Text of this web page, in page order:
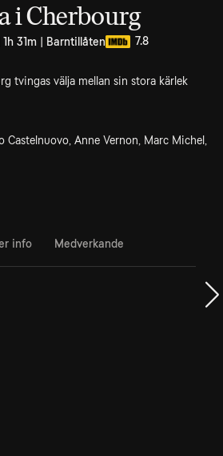
i Cherbourg
31m | Barntillåten 7.8
tvingas välja mellan sin stora kärlek
Castelnuovo, Anne Vernon, Marc Michel,
info Medverkande